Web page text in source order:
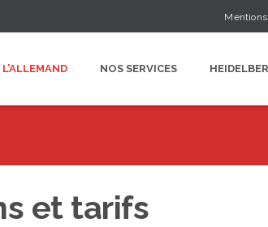
NOS SERVICES
et tarifs